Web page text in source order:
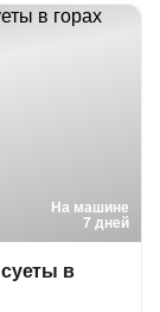
На машине
7 дней
в